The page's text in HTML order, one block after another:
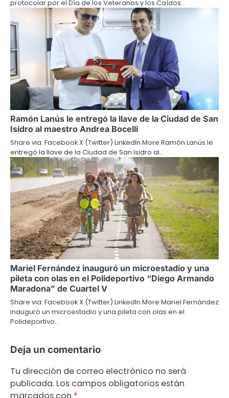
protocolar por el Día de los Veteranos y los Caídos…
Ramón Lanús le entregó la llave de la Ciudad de San
Isidro al maestro Andrea Bocelli
Share via: Facebook X (Twitter) LinkedIn More Ramón Lanús le
entregó la llave de la Ciudad de San Isidro al…
Mariel Fernández inauguró un microestadio y una
pileta con olas en el Polideportivo “Diego Armando
Maradona” de Cuartel V
Share via: Facebook X (Twitter) LinkedIn More Mariel Fernández
inauguró un microestadio y una pileta con olas en el
Polideportivo…
Deja un comentario
Tu dirección de correo electrónico no será
publicada. Los campos obligatorios están